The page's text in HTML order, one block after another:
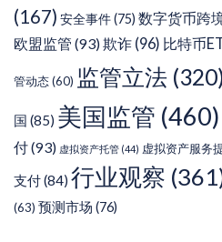
(167) 安全事件(75) 数字货币跨
欧盟监管 (93)欺诈 (96) 比特币
管动态(60) 监管立法
国 (85) 美国监管 (460)
付(93) 虚拟资产托管 (44) 虚拟资产服务
支付(84) 行业观察
(63) 预测市场 (76)